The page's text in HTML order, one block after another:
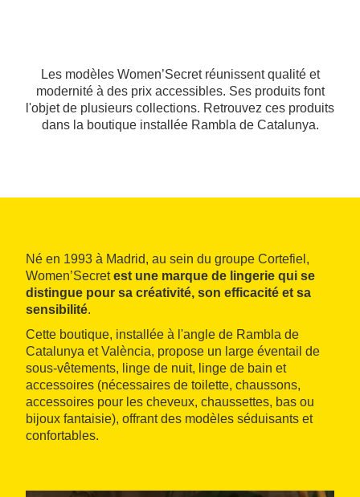
Les modèles Women’Secret réunissent qualité et
modernité à des prix accessibles. Ses produits font
l'objet de plusieurs collections. Retrouvez ces produits
dans la boutique installée Rambla de Catalunya.
Né en 1993 à Madrid, au sein du groupe Cortefiel,
Women’Secretest une marque de lingerie qui se
distingue pour sa créativité, son efficacité et sa
sensibilité.
Cette boutique, installée à l'angle de Rambla de
Catalunya et València, propose un large éventail de
sous-vêtements, linge de nuit, linge de bain et
accessoires (nécessaires de toilette, chaussons,
accessoires pour les cheveux, chaussettes, bas ou
bijoux fantaisie), offrant des modèles séduisants et
confortables.